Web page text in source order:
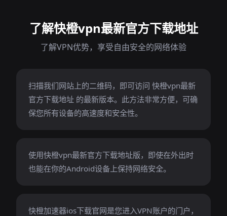
了解快橙vpn最新官方下载地址
了解VPN优势，享受自由安全的网络体验
扫描我们网站上的二维码，即可访问 快橙vpn最新
官方下载地址 的最新版本。此方法非常方便，可确
保您所有设备的高速度和安全性。
使用快橙vpn最新官方下载地址版，即使在外出时
也能在你的Android设备上保持网络安全。
快橙加速器ios下载官网是您进入VPN账户的门户，